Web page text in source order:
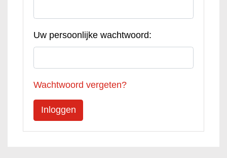
Uw persoonlijke wachtwoord:
Wachtwoord vergeten?